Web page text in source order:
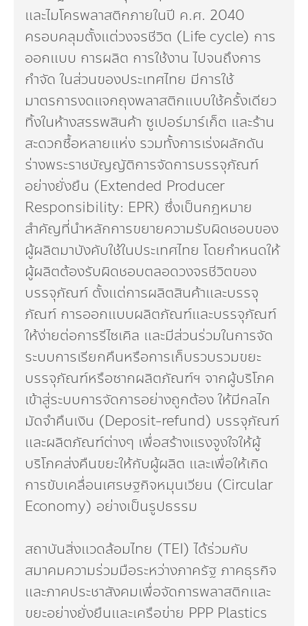
และไมโครพลาสติกภายในปี ค.ศ. 2040
ครอบคลุมตั้งแต่วงจรชีวิต (Life cycle) การ
ออกแบบ การผลิต การใช้งาน ไปจนถึงการ
กำจัด ในส่วนของประเทศไทย มีการใช้
มาตรการงดแจกถุงพลาสติกแบบใช้ครั้งเดียว
ทิ้งในห้างสรรพสินค้า ซูเปอร์มาร์เก็ต และร้าน
สะดวกซื้อหลายแห่ง รวมทั้งการเร่งผลักดัน
ร่างพระราชบัญญัติการจัดการบรรจุภัณฑ์
อย่างยั่งยืน (Extended Producer
Responsibility: EPR) ซึ่งเป็นกฎหมาย
สำคัญที่นำหลักการขยายความรับผิดชอบของ
ผู้ผลิตมาบังคับใช้ในประเทศไทย โดยกำหนดให้
ผู้ผลิตต้องรับผิดชอบตลอดวงจรชีวิตของ
บรรจุภัณฑ์ ตั้งแต่การผลิตสินค้าและบรรจุ
ภัณฑ์ การออกแบบผลิตภัณฑ์และบรรจุภัณฑ์
ให้ง่ายต่อการรีไซเคิล และมีส่วนร่วมในการจัด
ระบบการเรียกคืนหรือการเก็บรวบรวมขยะ
บรรจุภัณฑ์หรือซากผลิตภัณฑ์ฯ จากผู้บริโภค
เข้าสู่ระบบการจัดการอย่างถูกต้อง ให้มีกลไก
มัดจำคืนเงิน (Deposit-refund) บรรจุภัณฑ์
และผลิตภัณฑ์ต่างๆ เพื่อสร้างแรงจูงใจให้ผู้
บริโภคส่งคืนขยะให้กับผู้ผลิต และเพื่อให้เกิด
การขับเคลื่อนเศรษฐกิจหมุนเวียน (Circular
Economy) อย่างเป็นรูปธรรม
สถาบันสิ่งแวดล้อมไทย (TEI) ได้ร่วมกับ
สมาคมความร่วมมือระหว่างภาครัฐ ภาคธุรกิจ
และภาคประชาสังคมเพื่อจัดการพลาสติกและ
ขยะอย่างยั่งยืนและเครือข่าย PPP Plastics